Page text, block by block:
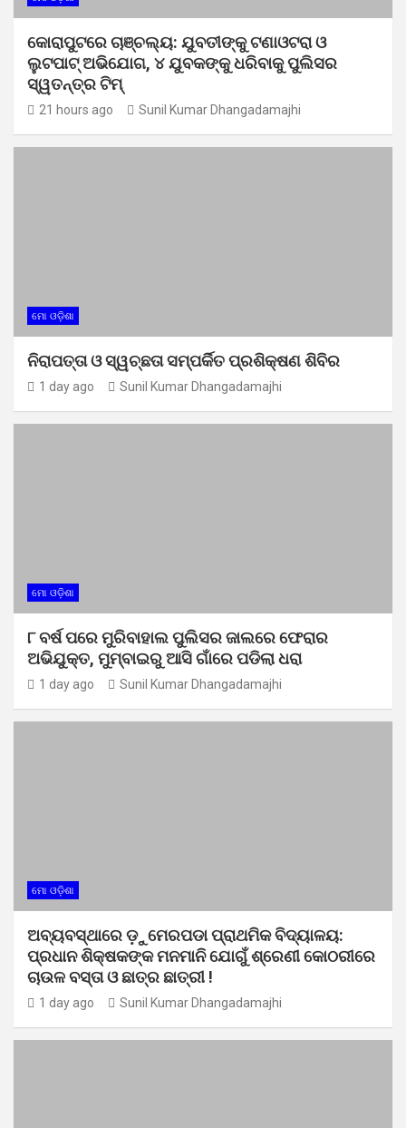
କୋରାପୁଟରେ ଚାଞ୍ଚଲ୍ୟ: ଯୁବତୀଙ୍କୁ ଟଣାଓଟରା ଓ
ଲୁଟପାଟ୍ ଅଭିଯୋଗ, ୪ ଯୁବକଙ୍କୁ ଧରିବାକୁ ପୁଲିସର
ସ୍ୱତନ୍ତ୍ର ଟିମ୍
21 hours ago Sunil Kumar Dhangadamajhi
ମୋ ଓଡ଼ିଶା
ନିରାପତ୍ତା ଓ ସ୍ୱଚ୍ଛତା ସମ୍ପର୍କିତ ପ୍ରଶିକ୍ଷଣ ଶିବିର
1 day ago Sunil Kumar Dhangadamajhi
ମୋ ଓଡ଼ିଶା
୮ ବର୍ଷ ପରେ ମୁରିବାହାଲ ପୁଲିସର ଜାଲରେ ଫେରାର
ଅଭିଯୁକ୍ତ, ମୁମ୍ବାଇରୁ ଆସି ଗାଁରେ ପଡିଲା ଧରା
1 day ago Sunil Kumar Dhangadamajhi
ମୋ ଓଡ଼ିଶା
ଅବ୍ୟବସ୍ଥାରେ ଡ଼ୁମେରପଡା ପ୍ରାଥମିକ ବିଦ୍ୟାଳୟ:
ପ୍ରଧାନ ଶିକ୍ଷକଙ୍କ ମନମାନି ଯୋଗୁଁ ଶ୍ରେଣୀ କୋଠରୀରେ
ଚାଉଳ ବସ୍ତା ଓ ଛାତ୍ର ଛାତ୍ରୀ !
1 day ago Sunil Kumar Dhangadamajhi